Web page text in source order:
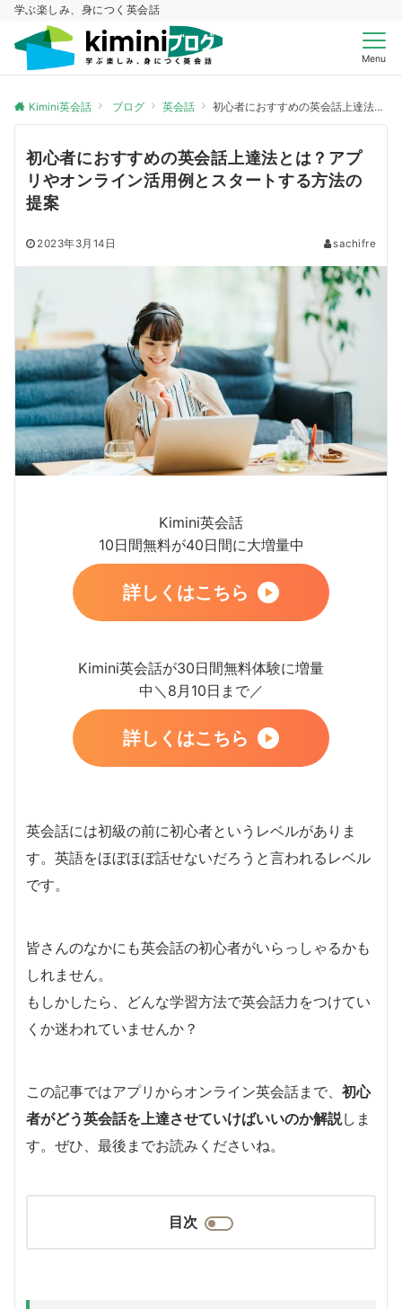
学ぶ楽しみ、身につく英会話
Menu
Kimini英会話 ブログ 英会話 初心者におすすめの英会話上達法とは？アプリやオンライン活用例とスタートする方法の提案
初心者におすすめの英会話上達法とは？アプ
リやオンライン活用例とスタートする方法の
提案
2023年3月14日 sachifre
Kimini英会話
10日間無料が40日間に大増量中
詳しくはこちら
Kimini英会話が30日間無料体験に増量
中＼8月10日まで／
詳しくはこちら
英会話には初級の前に初心者というレベルがありま
す。英語をほぼほぼ話せないだろうと言われるレベル
です。
皆さんのなかにも英会話の初心者がいらっしゃるかも
しれません。
もしかしたら、どんな学習方法で英会話力をつけてい
くか迷われていませんか？
この記事ではアプリからオンライン英会話まで、 初心
者がどう英会話を上達させていけばいいのか解説しま
す。ぜひ、最後までお読みくださいね。
目次